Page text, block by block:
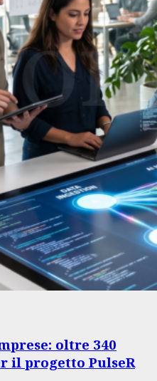
oltre 340
il progetto PulseR